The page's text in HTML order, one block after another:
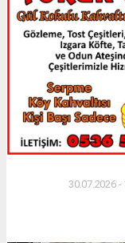
30.07.2026 -